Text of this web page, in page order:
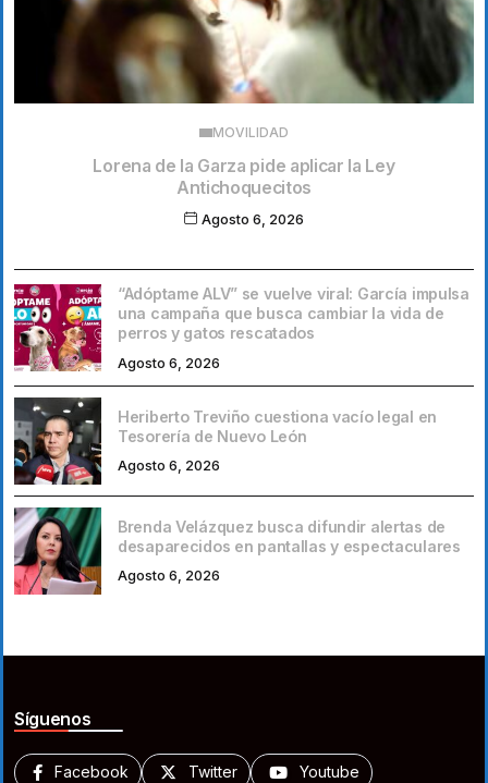
MOVILIDAD
Lorena de la Garza pide aplicar la Ley
Antichoquecitos
Agosto 6, 2026
“Adóptame ALV” se vuelve viral: García impulsa
una campaña que busca cambiar la vida de
perros y gatos rescatados
Agosto 6, 2026
Heriberto Treviño cuestiona vacío legal en
Tesorería de Nuevo León
Agosto 6, 2026
Brenda Velázquez busca difundir alertas de
desaparecidos en pantallas y espectaculares
Agosto 6, 2026
Síguenos
Facebook Twitter Youtube